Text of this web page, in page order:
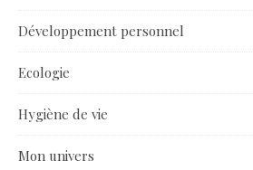
Développement personnel
Ecologie
Hygiène de vie
Mon univers